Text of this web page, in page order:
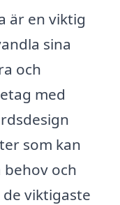
är en viktig
sina
och
med
som kan
behov och
viktigaste